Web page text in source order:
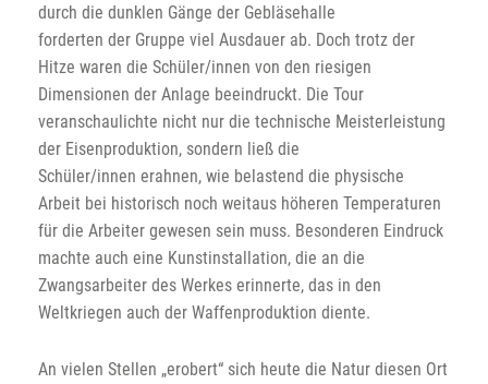
durch die dunklen Gänge der Gebläsehalle
forderten der Gruppe viel Ausdauer ab. Doch trotz der
Hitze waren die Schüler/innen von den riesigen
Dimensionen der Anlage beeindruckt. Die Tour
veranschaulichte nicht nur die technische Meisterleistung
der Eisenproduktion, sondern ließ die
Schüler/innen erahnen, wie belastend die physische
Arbeit bei historisch noch weitaus höheren Temperaturen
für die Arbeiter gewesen sein muss. Besonderen Eindruck
machte auch eine Kunstinstallation, die an die
Zwangsarbeiter des Werkes erinnerte, das in den
Weltkriegen auch der Waffenproduktion diente.
An vielen Stellen „erobert“ sich heute die Natur diesen Ort